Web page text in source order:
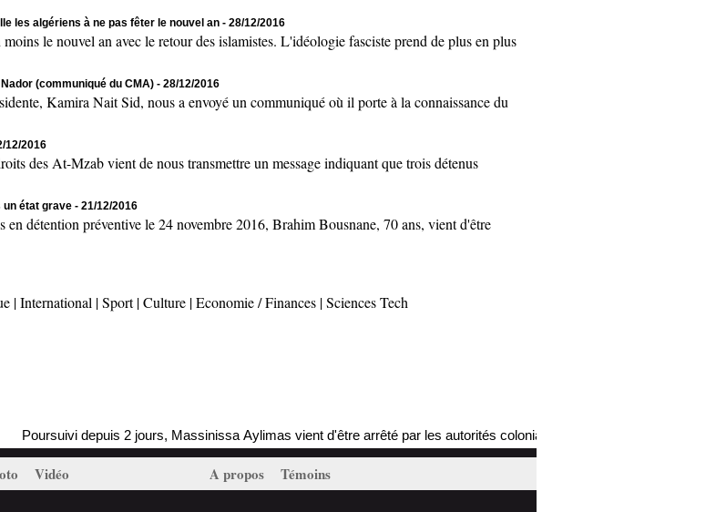
les algériens à ne pas fêter le nouvel an - 28/12/2016
le nouvel an avec le retour des islamistes. L'idéologie fasciste prend de plus en plus
(communiqué du CMA) - 28/12/2016
Kamira Nait Sid, nous a envoyé un communiqué où il porte à la connaissance du
12/2016
des At-Mzab vient de nous transmettre un message indiquant que trois détenus
un état grave - 21/12/2016
détention préventive le 24 novembre 2016, Brahim Bousnane, 70 ans, vient d'être
|International |Sport |Culture |Economie / Finances |Sciences Tech
depuis 2 jours, Massinissa Aylimas vient d'être arrêté par les autorités coloniales (mis à jour)
Vidéo A propos Témoins